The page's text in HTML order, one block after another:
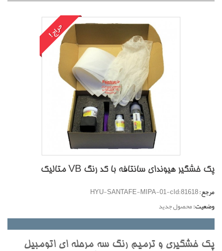
حراج!
پک خشگير هیوندای سانتافه با کد رنگ VB متاليک
مرجع:HYU-SANTAFE-MIPA-01-cId:81618
وضعیت:محصول جدید
پک خشگيري و ترميم رنگ سه مرحله اي اتومبيل